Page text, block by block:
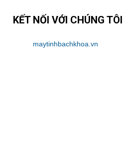
KẾT NỐI VỚI CHÚNG TÔI
maytinhbachkhoa.vn